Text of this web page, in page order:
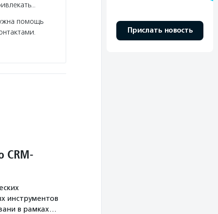
помощь
CRM-
инструментов
в рамках…
Прислать новость